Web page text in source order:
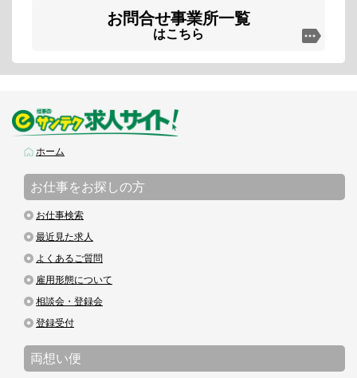
お問合せ事業所一覧
はこちら
ホーム
お仕事をお探しの方
お仕事検索
最近見た求人
よくあるご質問
雇用形態について
相談会・登録会
登録受付
両想い便